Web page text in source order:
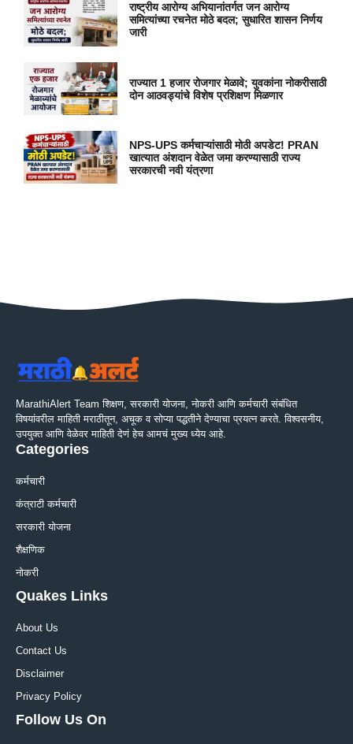
राष्ट्रीय आरोग्य अभियानांतर्गत जन आरोग्य
समित्यांच्या रचनेत मोठे बदल; सुधारित शासन निर्णय
जारी
राज्यात 1 हजार रोजगार मेळावे; युवकांना नोकरीसाठी
दोन आठवड्यांचे विशेष प्रशिक्षण मिळणार
NPS-UPS कर्मचाऱ्यांसाठी मोठी अपडेट! PRAN
खात्यात अंशदान वेळेत जमा करण्यासाठी राज्य
सरकारची नवी यंत्रणा
MarathiAlert Team शिक्षण, सरकारी योजना, नोकरी आणि कर्मचारी संबंधित
विषयांवरील माहिती मराठीतून, अचूक व सोप्या पद्धतीने देण्याचा प्रयत्न करते. विश्वसनीय,
उपयुक्त आणि वेळेवर माहिती देणं हेच आमचं मुख्य ध्येय आहे.
Categories
कर्मचारी
कंत्राटी कर्मचारी
सरकारी योजना
शैक्षणिक
नोकरी
Quakes Links
About Us
Contact Us
Disclaimer
Privacy Policy
Follow Us On